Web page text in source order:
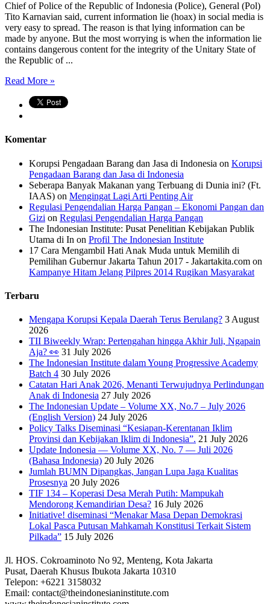
Chief of Police of the Republic of Indonesia (Police), General (Pol)
Tito Karnavian said, current information lie (hoax) in social media is
very easy to spread. The reason is that lying information can be
made by anyone. But the most worrying is when the information lie
contains dangerous content for the integrity of the Unitary State of
the Republic of ...
Read More »
Komentar
Korupsi Pengadaan Barang dan Jasa di Indonesia on Korupsi
Pengadaan Barang dan Jasa di Indonesia
Seberapa Banyak Makanan yang Terbuang di Dunia ini? (Ft.
IAAS) on Mengingat Lagi Arti Penting Air
Regulasi Pengendalian Harga Pangan – Ekonomi Pangan dan
Gizi on Regulasi Pengendalian Harga Pangan
The Indonesian Institute: Pusat Penelitian Kebijakan Publik
Utama di In on Profil The Indonesian Institute
17 Cara Mengambil Hati Anak Muda untuk Memilih di
Pemilihan Gubernur Jakarta Tahun 2017 - Jakartakita.com on
Kampanye Hitam Jelang Pilpres 2014 Rugikan Masyarakat
Terbaru
Mengapa Korupsi Kepala Daerah Terus Berulang? 3 August
2026
TII Biweekly Wrap: Pertengahan hingga Akhir Juli, Ngapain
Aja? 👀 31 July 2026
The Indonesian Institute dalam Young Progressive Academy
Batch 4 30 July 2026
Catatan Hari Anak 2026, Menanti Terwujudnya Perlindungan
Anak di Indonesia 27 July 2026
The Indonesian Update – Volume XX, No.7 – July 2026
(English Version) 24 July 2026
Policy Talks Diseminasi “Kesiapan-Kerentanan Iklim
Provinsi dan Kebijakan Iklim di Indonesia”. 21 July 2026
Update Indonesia — Volume XX, No. 7 — Juli 2026
(Bahasa Indonesia) 20 July 2026
Jumlah BUMN Dipangkas, Jangan Lupa Jaga Kualitas
Prosesnya 20 July 2026
TIF 134 – Koperasi Desa Merah Putih: Mampukah
Mendorong Kemandirian Desa? 16 July 2026
Initiative! diseminasi “Menakar Masa Depan Demokrasi
Lokal Pasca Putusan Mahkamah Konstitusi Terkait Sistem
Pilkada” 15 July 2026
Jl. HOS. Cokroaminoto No 92, Menteng, Kota Jakarta
Pusat, Daerah Khusus Ibukota Jakarta 10310
Telepon: +6221 3158032
Email: contact@theindonesianinstitute.com